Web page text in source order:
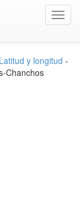
y longitud -
Chanchos